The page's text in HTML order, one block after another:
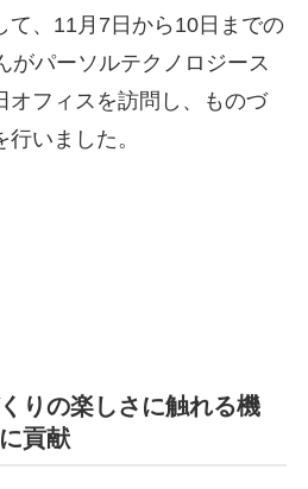
て、11月7日から10日までの
がパーソルテクノロジース
オフィスを訪問し、ものづ
いました。
りの楽しさに触れる機
貢献